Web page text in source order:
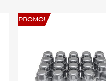
PROMO!